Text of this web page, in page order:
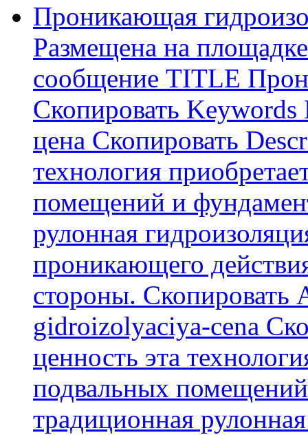
Проникающая
Размещена на
сообщение TITLE
Скопировать
цена Скопировать
технология
помещений и
рулонная
проникающего
стороны. Скопировать
gidroizolyaciya-cena
ценность эта
подвальных
традиционная